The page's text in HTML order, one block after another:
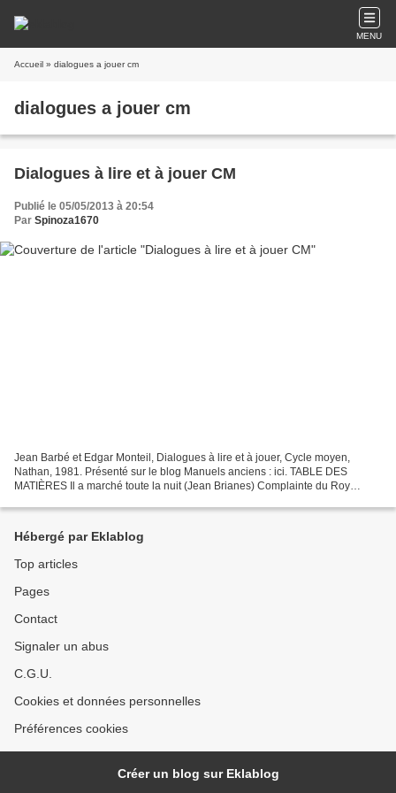
MENU
Accueil » dialogues a jouer cm
dialogues a jouer cm
Dialogues à lire et à jouer CM
Publié le 05/05/2013 à 20:54
Par Spinoza1670
Jean Barbé et Edgar Monteil, Dialogues à lire et à jouer, Cycle moyen,
Nathan, 1981. Présenté sur le blog Manuels anciens : ici. TABLE DES
MATIÈRES Il a marché toute la nuit (Jean Brianes) Complainte du Roy
Hébergé par Eklablog
Top articles
Pages
Contact
Signaler un abus
C.G.U.
Cookies et données personnelles
Préférences cookies
Créer un blog sur Eklablog